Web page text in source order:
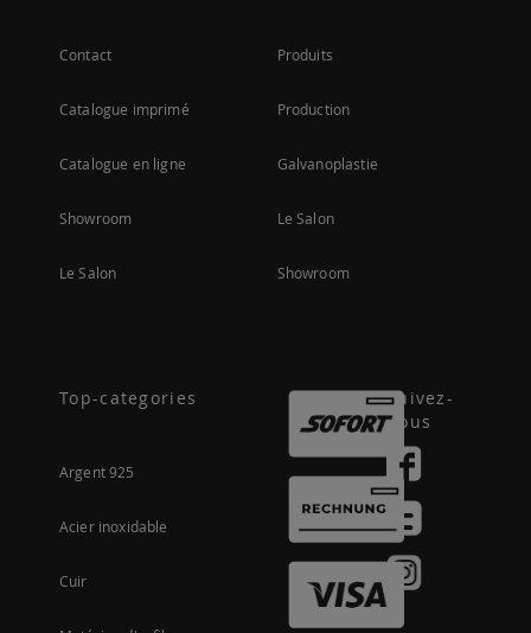
Contact
Catalogue imprimé
Catalogue en ligne
Showroom
Le Salon
Produits
Production
Galvanoplastie
Le Salon
Showroom
Top-categories
Argent 925
Acier inoxidable
Cuir
Suivez-
nous